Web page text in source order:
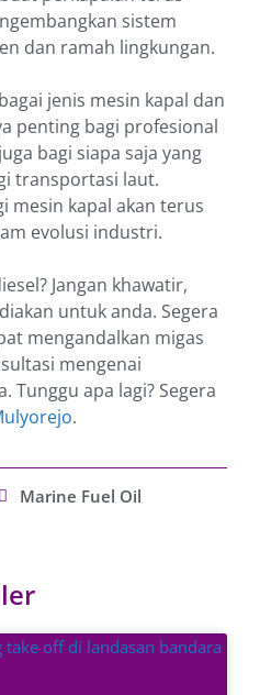
sistem
dan ramah lingkungan.
jenis mesin kapal dan
penting bagi profesional
bagi siapa saja yang
transportasi laut.
mesin kapal akan terus
evolusi industri.
Jangan khawatir,
untuk anda. Segera
mengandalkan migas
mengenai
Tunggu apa lagi? Segera
.
Marine Fuel Oil